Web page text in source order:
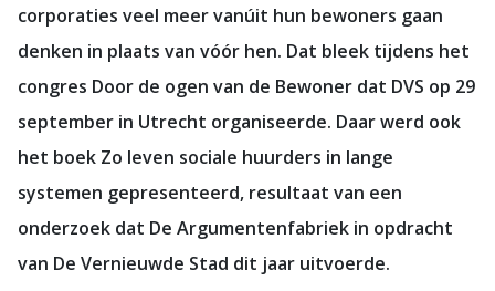
corporaties veel meer vanúit hun bewoners gaan
denken in plaats van vóór hen. Dat bleek tijdens het
congres Door de ogen van de Bewoner dat DVS op 29
september in Utrecht organiseerde. Daar werd ook
het boek Zo leven sociale huurders in lange
systemen gepresenteerd, resultaat van een
onderzoek dat De Argumentenfabriek in opdracht
van De Vernieuwde Stad dit jaar uitvoerde.